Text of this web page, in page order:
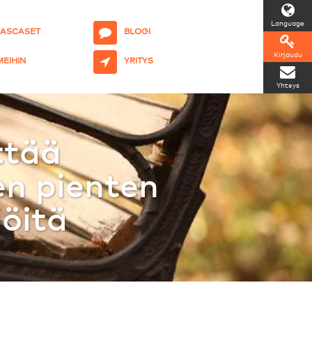
Language
Kirjaudu
Yhteys
BLOGI
YRITYS
pienten